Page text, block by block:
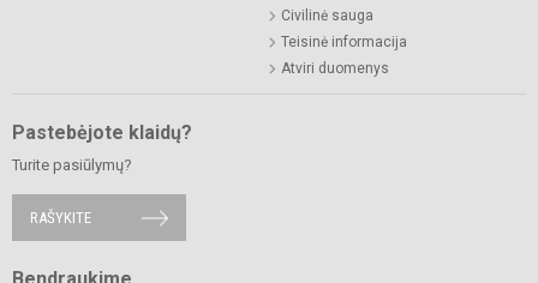
Civilinė sauga
Teisinė informacija
Atviri duomenys
Pastebėjote klaidų?
Turite pasiūlymų?
RAŠYKITE